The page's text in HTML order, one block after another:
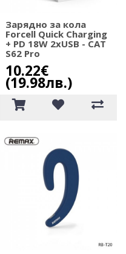
Зарядно за кола
Forcell Quick Charging
+ PD 18W 2xUSB - CAT
S62 Pro
10.22€
(19.98лв.)